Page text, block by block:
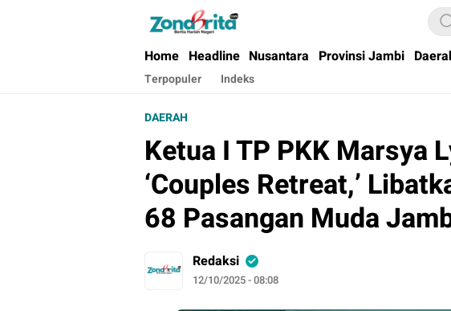
Berita Harian Negeri
Home Headline Nusantara Provinsi Jambi
Terpopuler Indeks
DAERAH
Ketua I TP PKK Marsya
‘Couples Retreat,’
68 Pasangan Muda
Redaksi
12/10/2025 - 08:08